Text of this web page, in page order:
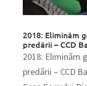
2018: Eliminăm
predării – CCD
2018: Eliminăm
predării – CCD